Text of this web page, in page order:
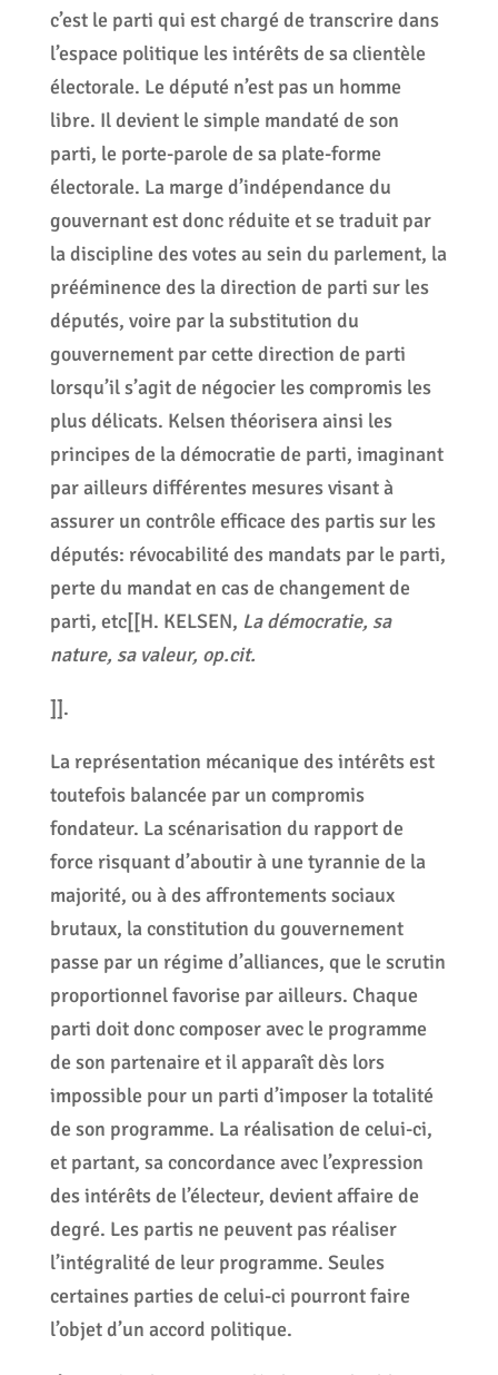
c’est le parti qui est chargé de transcrire dans
l’espace politique les intérêts de sa clientèle
électorale. Le député n’est pas un homme
libre. Il devient le simple mandaté de son
parti, le porte-parole de sa plate-forme
électorale. La marge d’indépendance du
gouvernant est donc réduite et se traduit par
la discipline des votes au sein du parlement, la
prééminence des la direction de parti sur les
députés, voire par la substitution du
gouvernement par cette direction de parti
lorsqu’il s’agit de négocier les compromis les
plus délicats. Kelsen théorisera ainsi les
principes de la démocratie de parti, imaginant
par ailleurs différentes mesures visant à
assurer un contrôle efficace des partis sur les
députés: révocabilité des mandats par le parti,
perte du mandat en cas de changement de
parti, etc[[H. KELSEN, La démocratie, sa
nature, sa valeur, op.cit.
]].
La représentation mécanique des intérêts est
toutefois balancée par un compromis
fondateur. La scénarisation du rapport de
force risquant d’aboutir à une tyrannie de la
majorité, ou à des affrontements sociaux
brutaux, la constitution du gouvernement
passe par un régime d’alliances, que le scrutin
proportionnel favorise par ailleurs. Chaque
parti doit donc composer avec le programme
de son partenaire et il apparaît dès lors
impossible pour un parti d’imposer la totalité
de son programme. La réalisation de celui-ci,
et partant, sa concordance avec l’expression
des intérêts de l’électeur, devient affaire de
degré. Les partis ne peuvent pas réaliser
l’intégralité de leur programme. Seules
certaines parties de celui-ci pourront faire
l’objet d’un accord politique.